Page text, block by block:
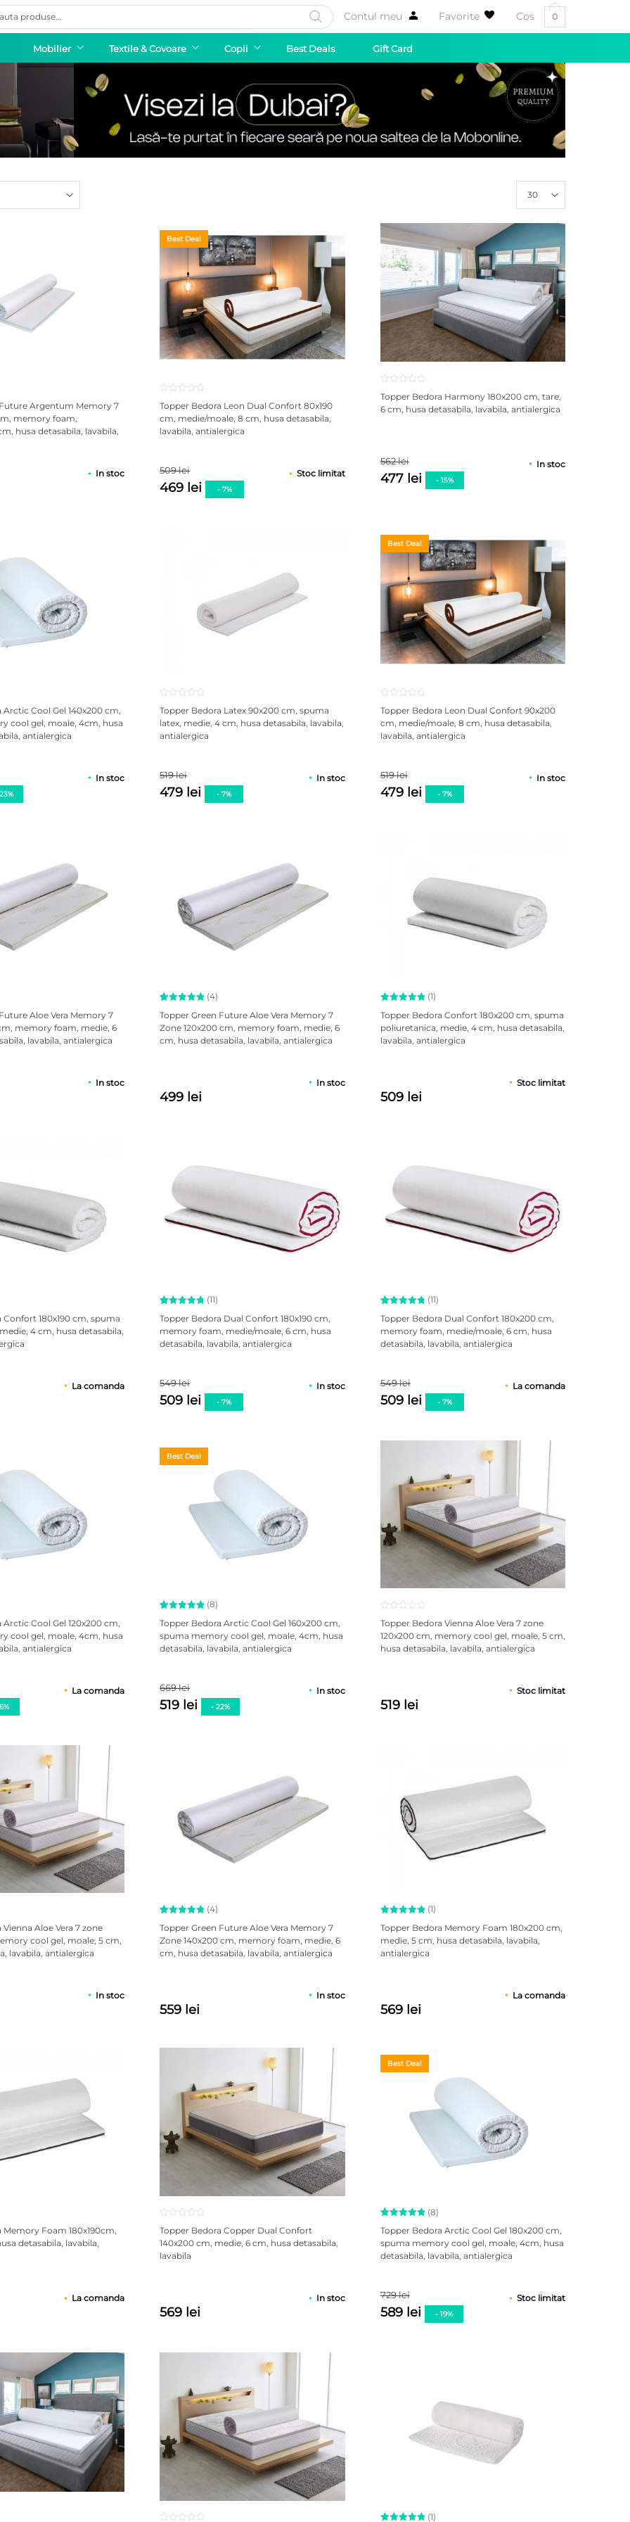
Contul meu Favorite Cos 0
Mobilier Textile & Covoare Copii Best Deals Gift Card
30
Argentum Memory 7
memory foam,
husa detasabila, lavabila,
In stoc
Best Deal
Topper Bedora Leon Dual Confort 80x190
cm, medie/moale, 8 cm, husa detasabila,
lavabila, antialergica
509 lei
469 lei - 7%
Stoc limitat
Topper Bedora Harmony 180x200 cm, tare,
6 cm, husa detasabila, lavabila, antialergica
562 lei
477 lei - 15%
In stoc
Cool Gel 140x200 cm,
cool gel, moale, 4cm, husa
antialergica
In stoc
Topper Bedora Latex 90x200 cm, spuma
latex, medie, 4 cm, husa detasabila, lavabila,
antialergica
519 lei
479 lei - 7%
In stoc
Best Deal
Topper Bedora Leon Dual Confort 90x200
cm, medie/moale, 8 cm, husa detasabila,
lavabila, antialergica
519 lei
479 lei - 7%
In stoc
Aloe Vera Memory 7
memory foam, medie, 6
lavabila, antialergica
In stoc
Evaluat la
5.00
din 5 pe
baza a
4
(4)
Topper Green Future Aloe Vera Memory 7
Zone 120x200 cm, memory foam, medie, 6
cm, husa detasabila, lavabila, antialergica
499 lei
In stoc
Evaluat la
5.00
din 5 pe
baza unei
(1)
Topper Bedora Confort 180x200 cm, spuma
poliuretanica, medie, 4 cm, husa detasabila,
lavabila, antialergica
509 lei
Stoc limitat
Confort 180x190 cm, spuma
4 cm, husa detasabila,
La comanda
Evaluat la
4.91
din 5 pe
baza a
11
(11)
Topper Bedora Dual Confort 180x190 cm,
memory foam, medie/moale, 6 cm, husa
detasabila, lavabila, antialergica
549 lei
509 lei - 7%
In stoc
Evaluat la
4.91
din 5 pe
baza a
11
(11)
Topper Bedora Dual Confort 180x200 cm,
memory foam, medie/moale, 6 cm, husa
detasabila, lavabila, antialergica
549 lei
509 lei - 7%
La comanda
Cool Gel 120x200 cm,
cool gel, moale, 4cm, husa
antialergica
La comanda
Best Deal
Evaluat la
5.00
din 5 pe
baza a
8
(8)
Topper Bedora Arctic Cool Gel 160x200 cm,
spuma memory cool gel, moale, 4cm, husa
detasabila, lavabila, antialergica
669 lei
519 lei - 22%
In stoc
Topper Bedora Vienna Aloe Vera 7 zone
120x200 cm, memory cool gel, moale, 5 cm,
husa detasabila, lavabila, antialergica
519 lei
Stoc limitat
Aloe Vera 7 zone
cool gel, moale, 5 cm,
lavabila, antialergica
In stoc
Evaluat la
5.00
din 5 pe
baza a
4
(4)
Topper Green Future Aloe Vera Memory 7
Zone 140x200 cm, memory foam, medie, 6
cm, husa detasabila, lavabila, antialergica
559 lei
In stoc
Evaluat la
5.00
din 5 pe
baza unei
(1)
Topper Bedora Memory Foam 180x200 cm,
medie, 5 cm, husa detasabila, lavabila,
antialergica
569 lei
La comanda
Memory Foam 180x190cm,
detasabila, lavabila,
La comanda
Topper Bedora Copper Dual Confort
140x200 cm, medie, 6 cm, husa detasabila,
lavabila
569 lei
In stoc
Best Deal
Evaluat la
5.00
din 5 pe
baza a
8
(8)
Topper Bedora Arctic Cool Gel 180x200 cm,
spuma memory cool gel, moale, 4cm, husa
detasabila, lavabila, antialergica
729 lei
589 lei - 19%
Stoc limitat
(1)